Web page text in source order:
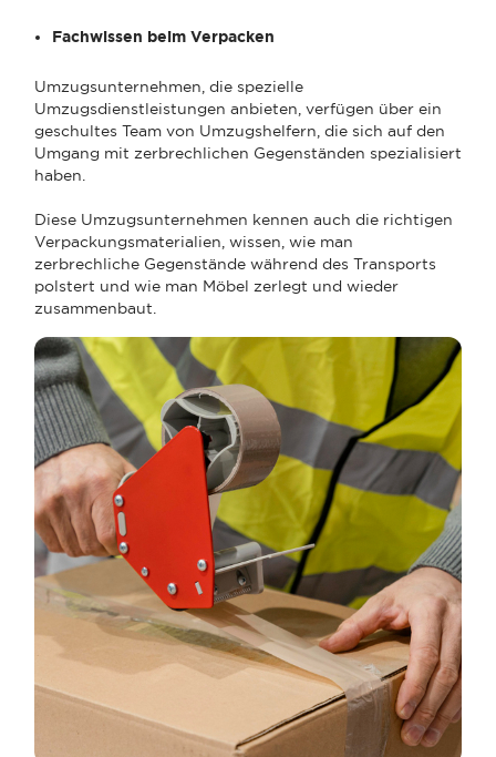
Fachwissen beim Verpacken
Umzugsunternehmen, die spezielle
Umzugsdienstleistungen anbieten, verfügen über ein
geschultes Team von Umzugshelfern, die sich auf den
Umgang mit zerbrechlichen Gegenständen spezialisiert
haben.
Diese Umzugsunternehmen kennen auch die richtigen
Verpackungsmaterialien, wissen, wie man
zerbrechliche Gegenstände während des Transports
polstert und wie man Möbel zerlegt und wieder
zusammenbaut.